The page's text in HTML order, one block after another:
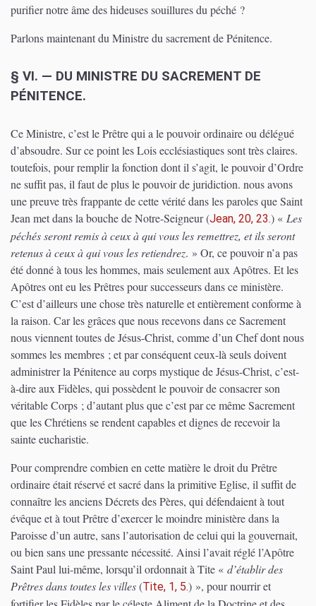
purifier notre âme des hideuses souillures du péché ?
Parlons maintenant du Ministre du sacrement de Pénitence.
§ VI. — DU MINISTRE DU SACREMENT DE
PÉNITENCE.
Ce Ministre, c’est le Prêtre qui a le pouvoir ordinaire ou délégué
d’absoudre. Sur ce point les Lois ecclésiastiques sont très claires.
toutefois, pour remplir la fonction dont il s’agit, le pouvoir d’Ordre
ne suffit pas, il faut de plus le pouvoir de juridiction. nous avons
une preuve très frappante de cette vérité dans les paroles que Saint
Jean met dans la bouche de Notre-Seigneur(Jean, 20, 23.) « Les
péchés seront remis à ceux à qui vous les remettrez, et ils seront
retenus à ceux à qui vous les retiendrez. » Or, ce pouvoir n’a pas
été donné à tous les hommes, mais seulement aux Apôtres. Et les
Apôtres ont eu les Prêtres pour successeurs dans ce ministère.
C’est d’ailleurs une chose très naturelle et entièrement conforme à
la raison. Car les grâces que nous recevons dans ce Sacrement
nous viennent toutes de Jésus-Christ, comme d’un Chef dont nous
sommes les membres ; et par conséquent ceux-là seuls doivent
administrer la Pénitence au corps mystique de Jésus-Christ, c’est-
à-dire aux Fidèles, qui possèdent le pouvoir de consacrer son
véritable Corps ; d’autant plus que c’est par ce même Sacrement
que les Chrétiens se rendent capables et dignes de recevoir la
sainte eucharistie.
Pour comprendre combien en cette matière le droit du Prêtre
ordinaire était réservé et sacré dans la primitive Eglise, il suffit de
connaître les anciens Décrets des Pères, qui défendaient à tout
évêque et à tout Prêtre d’exercer le moindre ministère dans la
Paroisse d’un autre, sans l’autorisation de celui qui la gouvernait,
ou bien sans une pressante nécessité. Ainsi l’avait réglé l’Apôtre
Saint Paul lui-même, lorsqu’il ordonnait à Tite « d’établir des
Prêtres dans toutes les villes(Tite, 1, 5.) », pour nourrir et